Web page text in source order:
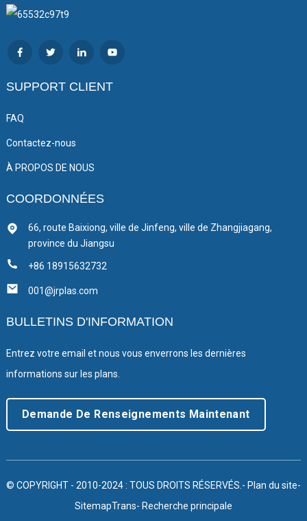
SUPPORT CLIENT
FAQ
Contactez-nous
À PROPOS DE NOUS
COORDONNÉES
66, route Baixiong, ville de Jinfeng, ville de Zhangjiagang,
province du Jiangsu
+86 18915632732
001@jrplas.com
BULLETINS D'INFORMATION
Entrez votre email et nous vous enverrons les dernières
informations sur les plans.
Demande De Renseignements Maintenant
© COPYRIGHT - 2010-2024 : TOUS DROITS RÉSERVÉS. - Plan du site-
SitemapTrans- Recherche principale